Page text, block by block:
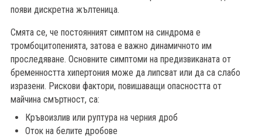
появи дискретна жълтеница.
Смята се, че постоянният симптом на синдрома е
тромбоцитопенията, затова е важно динамичното им
проследяване. Основните симптоми на предизвиканата от
бременността хипертония може да липсват или да са слабо
изразени. Рискови фактори, повишаващи опасността от
майчина смъртност, са:
Кръвоизлив или руптура на черния дроб
Оток на белите дробове